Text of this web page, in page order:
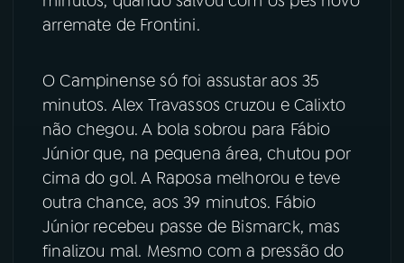
arremate de Frontini.
O Campinense só foi assustar aos 35
minutos. Alex Travassos cruzou e Calixto
não chegou. A bola sobrou para Fábio
Júnior que, na pequena área, chutou por
cima do gol. A Raposa melhorou e teve
outra chance, aos 39 minutos. Fábio
Júnior recebeu passe de Bismarck, mas
finalizou mal. Mesmo com a pressão do